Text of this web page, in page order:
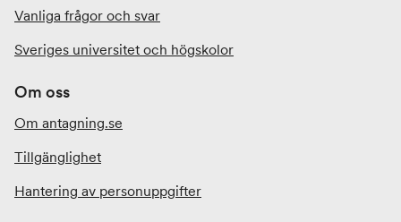
Vanliga frågor och svar
Sveriges universitet och högskolor
Om oss
Om antagning.se
Tillgänglighet
Hantering av personuppgifter